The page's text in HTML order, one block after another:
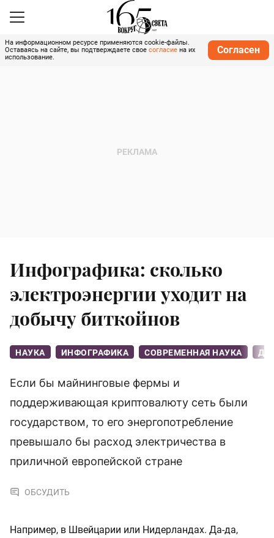
На информационном ресурсе применяются cookie-файлы.
Оставаясь на сайте, вы подтверждаете свое согласие на их
использование.
Согласен
Инфографика: сколько
электроэнергии уходит на
добычу биткойнов
НАУКА ИНФОГРАФИКА СОВРЕМЕННАЯ НАУКА
Если бы майнинговые фермы и
поддерживающая криптовалюту сеть были
государством, то его энергопотребление
превышало бы расход электричества в
приличной европейской стране
ОБСУДИТЬ
Например, в Швейцарии или Нидерландах. Да-да,